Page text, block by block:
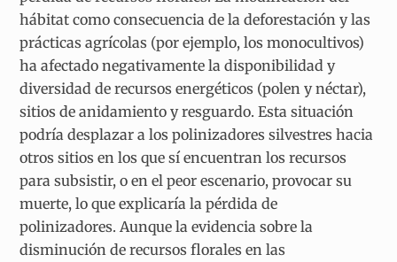
hábitat como consecuencia de la deforestación y las
prácticas agrícolas (por ejemplo, los monocultivos)
ha afectado negativamente la disponibilidad y
diversidad de recursos energéticos (polen y néctar),
sitios de anidamiento y resguardo. Esta situación
podría desplazar a los polinizadores silvestres hacia
otros sitios en los que sí encuentran los recursos
para subsistir, o en el peor escenario, provocar su
muerte, lo que explicaría la pérdida de
polinizadores. Aunque la evidencia sobre la
disminución de recursos florales en las